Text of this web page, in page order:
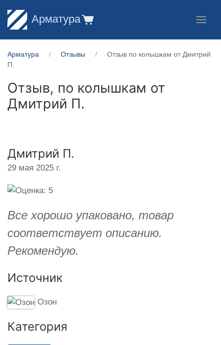
Арматура
Арматура Отзывы
Отзыв по колышкам от Дмитрий
П.
Отзыв, по колышкам от
Дмитрий П.
Дмитрий П.
29 мая 2025 г.
Все хорошо упаковано, товар
соответствует описанию.
Рекомендую.
Источник
Озон
Категория